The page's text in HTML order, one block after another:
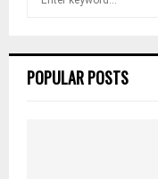
hPOPULAR POSTS